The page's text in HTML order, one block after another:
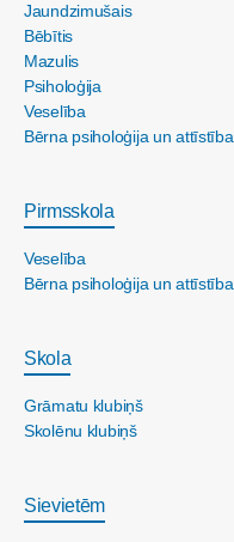
Jaundzimušais
Bēbītis
Mazulis
Psiholoģija
Veselība
Bērna psiholoģija un attīstība
Pirmsskola
Veselība
Bērna psiholoģija un attīstība
Skola
Grāmatu klubiņš
Skolēnu klubiņš
Sievietēm